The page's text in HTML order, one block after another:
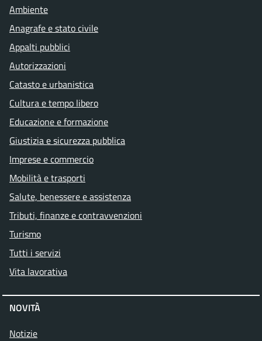
Ambiente
Anagrafe e stato civile
Appalti pubblici
Autorizzazioni
Catasto e urbanistica
Cultura e tempo libero
Educazione e formazione
Giustizia e sicurezza pubblica
Imprese e commercio
Mobilità e trasporti
Salute, benessere e assistenza
Tributi, finanze e contravvenzioni
Turismo
Tutti i servizi
Vita lavorativa
NOVITÀ
Notizie